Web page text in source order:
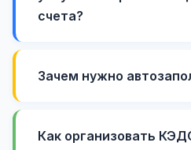
счета?
Зачем нужно
Как организовать